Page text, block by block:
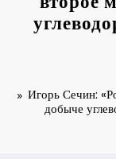
Игорь Сечин:
добыче